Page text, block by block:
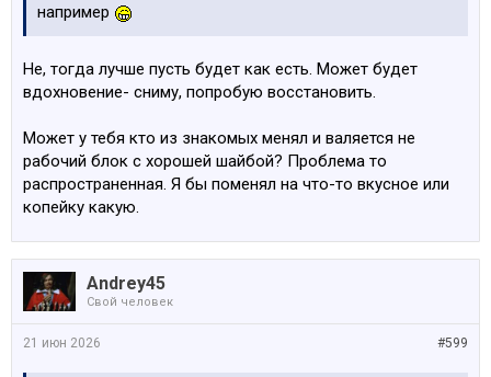
например
Не, тогда лучше пусть будет как есть. Может будет
вдохновение- сниму, попробую восстановить.
Может у тебя кто из знакомых менял и валяется не
рабочий блок с хорошей шайбой? Проблема то
распространенная. Я бы поменял на что-то вкусное или
копейку какую.
Andrey45
Свой человек
#599
21 июн 2026